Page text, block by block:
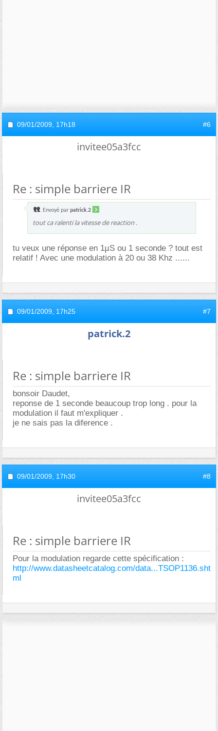
09/01/2009, 17h18 #6
invitee05a3fcc
Re : simple barriere IR
Envoyé par patrick.2
tout ca ralenti la vitesse de reaction .
tu veux une réponse en 1µS ou 1 seconde ? tout est
relatif ! Avec une modulation à 20 ou 38 Khz ......
09/01/2009, 17h25 #7
patrick.2
Re : simple barriere IR
bonsoir Daudet,
reponse de 1 seconde beaucoup trop long . pour la
modulation il faut m'expliquer .
je ne sais pas la diference .
09/01/2009, 17h30 #8
invitee05a3fcc
Re : simple barriere IR
Pour la modulation regarde cette spécification :
http://www.datasheetcatalog.com/data...TSOP1136.sht
ml